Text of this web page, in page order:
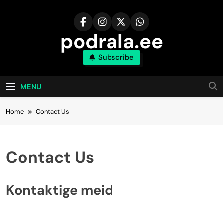
podrala.ee
Subscribe
MENU
Home Contact Us
Contact Us
Kontaktige meid